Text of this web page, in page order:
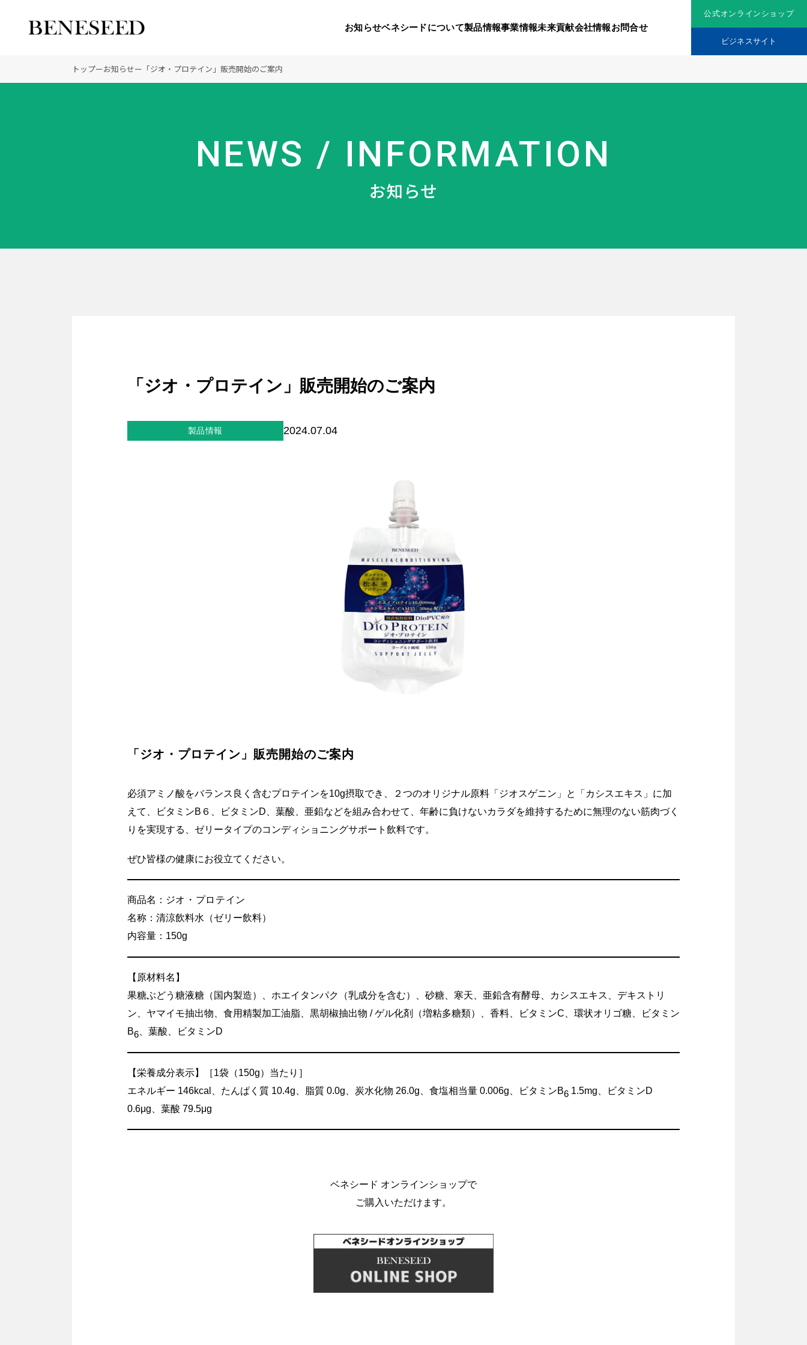
公式オンラインショップ
ビジネスサイト
お知らせ
ベネシードについて
事業情報
ブランドサイト
個人情報の取り扱いについて
著作権について
お知らせベネシードについて製品情報事業情報未来貢献会社情報お問合せ
公式オンラインショップ
ビジネスサイト
創業の想い 顧問 ベネシードの研究機関
コンプライアンス行動指針
ディーラーの社会貢献活動 メディアパートナーシップ ボランティア保険
オーガニックへのこだわり 製品のご購入について 豊富な製品を展開
トップーお知らせー 「ジオ・プロテイン」販売開始のご案内
NEWS / INFORMATION
お知らせ
「ジオ・プロテイン」販売開始のご案内
製品情報 2024.07.04
「ジオ・プロテイン」販売開始のご案内
必須アミノ酸をバランス良く含むプロテインを10g摂取でき、２つのオリジナル原料「ジオスゲニン」と「カシスエキス」に加
えて、ビタミンB６、ビタミンD、葉酸、亜鉛などを組み合わせて、年齢に負けないカラダを維持するために無理のない筋肉づく
りを実現する、ゼリータイプのコンディショニングサポート飲料です。
ぜひ皆様の健康にお役立てください。
商品名： ジオ・プロテイン
名称：清涼飲料水（ゼリー飲料）
内容量：150g
【原材料名】
果糖ぶどう糖液糖（国内製造）、ホエイタンパク（乳成分を含む）、砂糖、寒天、亜鉛含有酵母、カシスエキス、デキストリ
ン、ヤマイモ抽出物、食用精製加工油脂、黒胡椒抽出物 / ゲル化剤（増粘多糖類）、香料、ビタミンC、環状オリゴ糖、ビタミン
B6、葉酸、ビタミンD
【栄養成分表示】［1袋（150g）当たり］
エネルギー 146kcal、たんぱく質 10.4g、脂質 0.0g、炭水化物 26.0g、食塩相当量 0.006g、ビタミンB61.5mg、ビタミンD
0.6μg、葉酸 79.5μg
ベネシード オンラインショップで
ご購入いただけます。